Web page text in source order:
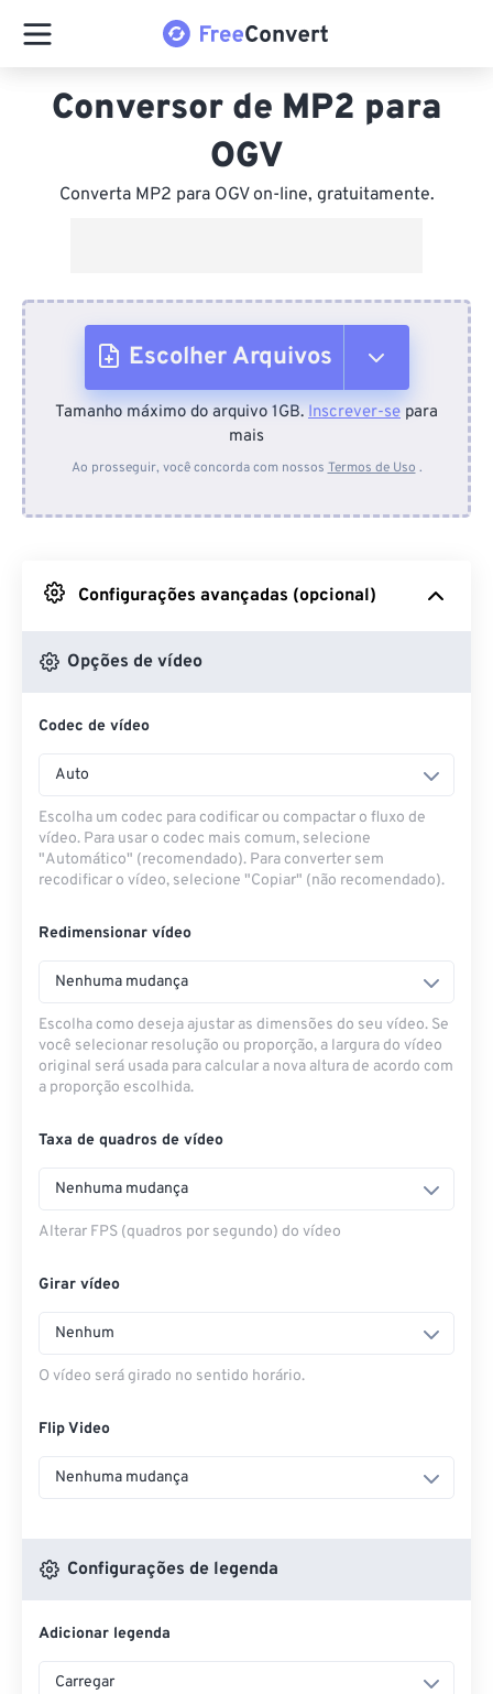
Conversor de MP2 para
OGV
Converta MP2 para OGV on-line, gratuitamente.
Escolher Arquivos
Do dispositivo
Do Google Drive
Do OneDrive
Tamanho máximo do arquivo 1GB. Inscrever-se para
mais
Ao prosseguir, você concorda com nossos Termos de Uso .
Configurações avançadas (opcional)
Opções de vídeo
Codec de vídeo
Auto
Escolha um codec para codificar ou compactar o fluxo de
vídeo. Para usar o codec mais comum, selecione
"Automático" (recomendado). Para converter sem
recodificar o vídeo, selecione "Copiar" (não recomendado).
Redimensionar vídeo
Nenhuma mudança
Escolha como deseja ajustar as dimensões do seu vídeo. Se
você selecionar resolução ou proporção, a largura do vídeo
original será usada para calcular a nova altura de acordo com
a proporção escolhida.
Taxa de quadros de vídeo
Nenhuma mudança
Alterar FPS (quadros por segundo) do vídeo
Girar vídeo
Nenhum
O vídeo será girado no sentido horário.
Flip Video
Nenhuma mudança
Configurações de legenda
Adicionar legenda
Carregar